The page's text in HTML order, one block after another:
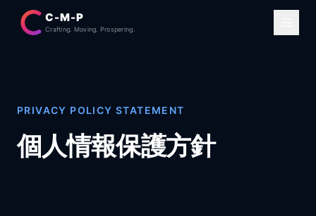
C-M-P
Crafting. Moving. Prospering.
PRIVACY POLICY STATEMENT
個人情報保護方針